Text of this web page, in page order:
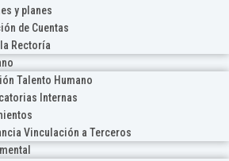
y planes
de Cuentas
Rectoría
Talento Humano
Internas
Vinculación a Terceros